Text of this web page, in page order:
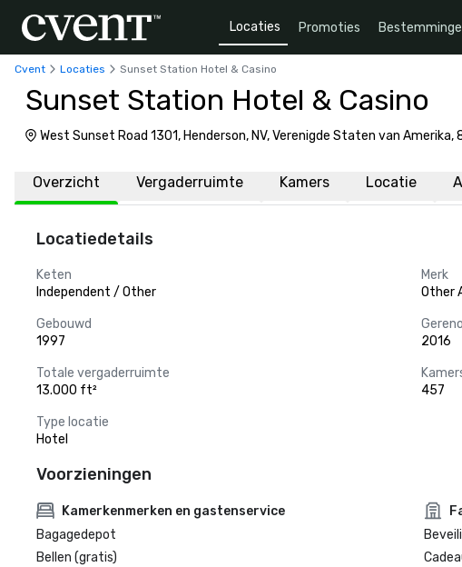
Locaties Promoties
Cvent Locaties Sunset Station Hotel & Casino
Sunset Station Hotel & Casino
West Sunset Road 1301, Henderson, NV, Verenigde Staten van Amerika,
Overzicht Vergaderruimte Kamers Locatie
Locatiedetails
Keten
Independent / Other
Merk
Other
Gebouwd
1997
2016
Totale vergaderruimte
13.000 ft²
457
Type locatie
Hotel
Voorzieningen
Kamerkenmerken en gastenservice
Bagagedepot
Bellen (gratis)